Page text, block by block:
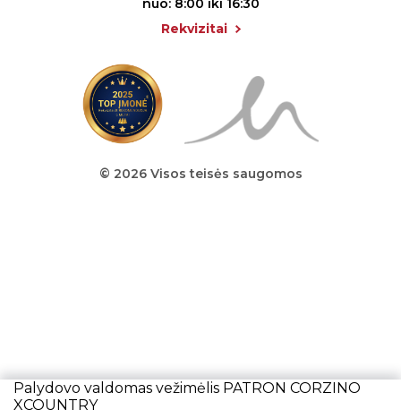
nuo: 8:00 iki 16:30
Rekvizitai
© 2026 Visos teisės saugomos
Palydovo valdomas vežimėlis PATRON CORZINO
XCOUNTRY